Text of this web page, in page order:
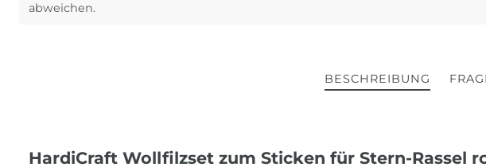
abweichen.
BESCHREIBUNG
HardiCraft Wollfilzset zum Sticken für Stern-Rassel